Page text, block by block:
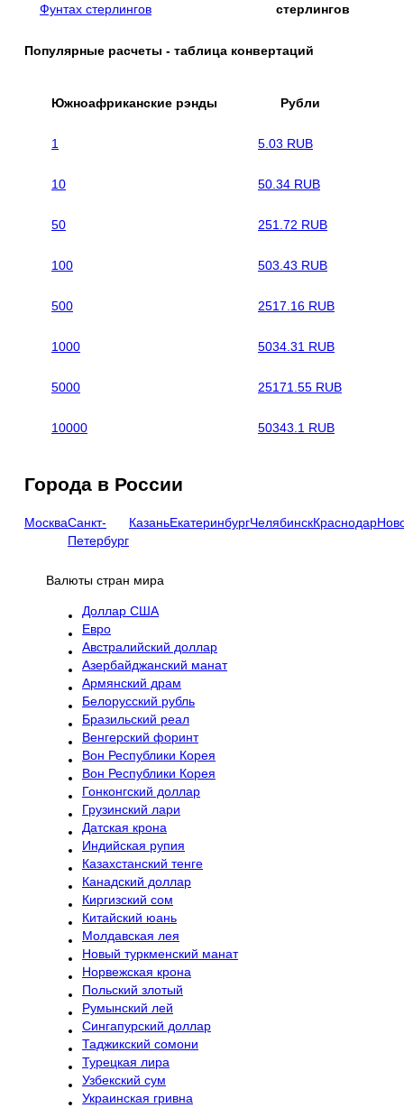
Фунтах стерлингов стерлингов
Популярные расчеты - таблица конвертаций
Южноафриканские рэнды Рубли
1 5.03 RUB
10 50.34 RUB
50 251.72 RUB
100 503.43 RUB
500 2517.16 RUB
1000 5034.31 RUB
5000 25171.55 RUB
10000 50343.1 RUB
Города в России
МоскваСанкт-
Петербург
КазаньЕкатеринбургЧелябинскКраснодар
Валюты стран мира
Доллар США
Евро
Австралийский доллар
Азербайджанский манат
Армянский драм
Белорусский рубль
Бразильский реал
Венгерский форинт
Вон Республики Корея
Вон Республики Корея
Гонконгский доллар
Грузинский лари
Датская крона
Индийская рупия
Казахстанский тенге
Канадский доллар
Киргизский сом
Китайский юань
Молдавская лея
Новый туркменский манат
Норвежская крона
Польский злотый
Румынский лей
Сингапурский доллар
Таджикский сомони
Турецкая лира
Узбекский сум
Украинская гривна